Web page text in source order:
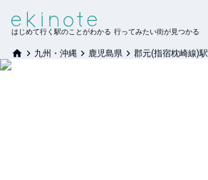
はじめて行く駅のことがわかる 行ってみたい街が見つかる
九州・沖縄 鹿児島県 郡元(指宿枕崎線)駅